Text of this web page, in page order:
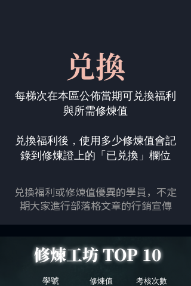
兑換
每梯次在本區公佈當期可兑換福利
與所需修煉值
兑換福利後，使用多少修煉值會記
錄到修煉證上的「已兑換」欄位
兑換福利或修煉值優異的學員，不定
期大家進行部落格文章的行銷宣傳
修煉工坊 TOP 10
學號 修煉值 考核次數